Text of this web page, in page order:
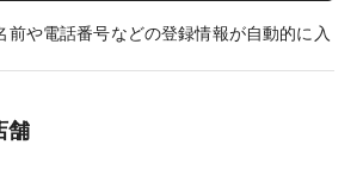
前や電話番号などの登録情報が自動的に入
舗